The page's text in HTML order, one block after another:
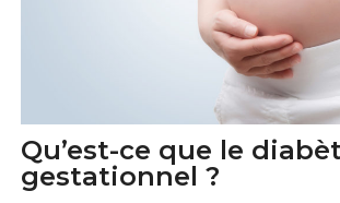
Qu’est-ce que le
gestationnel ?